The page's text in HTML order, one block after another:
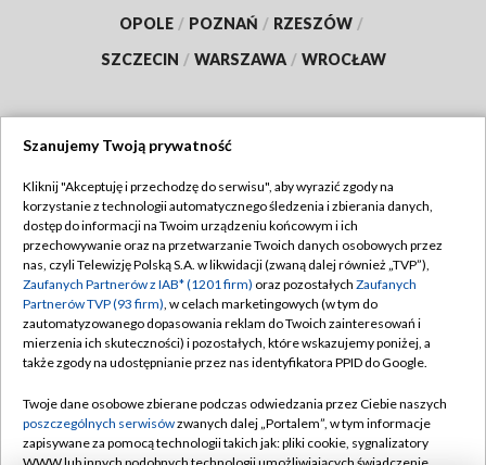
OPOLE / POZNAŃ / RZESZÓW /
SZCZECIN / WARSZAWA / WROCŁAW
TVP
Abonament TVP
Emisja w TVP
Centrum informacji TVP
Naziemna Telewizja Cyfrowa
Rada Programowa
System NOS
Regulamin TVP
Polityka prywatności
Moje zgody
Pomoc
Kontakt
Szanujemy Twoją prywatność
Kliknij "Akceptuję i przechodzę do serwisu", aby wyrazić zgody na
korzystanie z technologii automatycznego śledzenia i zbierania danych,
dostęp do informacji na Twoim urządzeniu końcowym i ich
przechowywanie oraz na przetwarzanie Twoich danych osobowych przez
nas, czyli Telewizję Polską S.A. w likwidacji (zwaną dalej również „TVP”),
Zaufanych Partnerów z IAB* (1201 firm) oraz pozostałych Zaufanych
Partnerów TVP (93 firm), w celach marketingowych (w tym do
zautomatyzowanego dopasowania reklam do Twoich zainteresowań i
mierzenia ich skuteczności) i pozostałych, które wskazujemy poniżej, a
także zgody na udostępnianie przez nas identyfikatora PPID do Google.
Twoje dane osobowe zbierane podczas odwiedzania przez Ciebie naszych
poszczególnych serwisówzwanych dalej „Portalem”, w tym informacje
zapisywane za pomocą technologii takich jak: pliki cookie, sygnalizatory